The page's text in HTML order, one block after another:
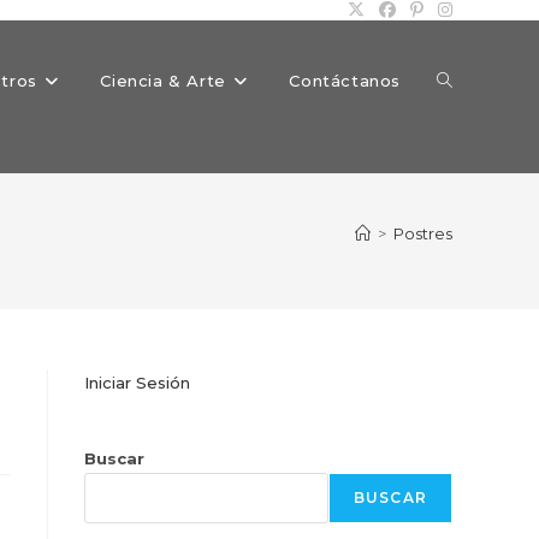
Ciencia & Arte Contáctanos Alternar
> Postres
Iniciar Sesión
Buscar
BUSCAR